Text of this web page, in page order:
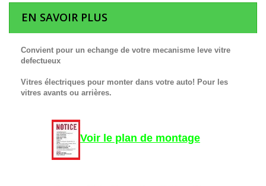
EN SAVOIR PLUS
Convient pour un echange de votre mecanisme leve vitre
defectueux
Vitres électriques pour monter dans votre auto! Pour les
vitres avants ou arrières.
Voir le plan de montage